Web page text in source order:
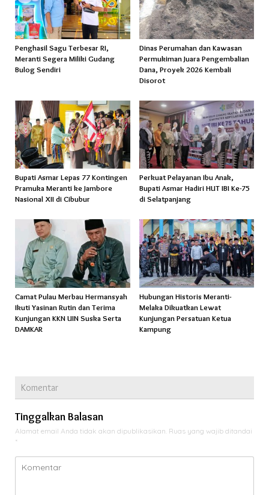
Penghasil Sagu Terbesar RI,
Meranti Segera Miliki Gudang
Bulog Sendiri
Dinas Perumahan dan Kawasan
Permukiman Juara Pengembalian
Dana, Proyek 2026 Kembali
Disorot
Bupati Asmar Lepas 77 Kontingen
Pramuka Meranti ke Jambore
Nasional XII di Cibubur
Perkuat Pelayanan Ibu Anak,
Bupati Asmar Hadiri HUT IBI Ke-75
di Selatpanjang
Camat Pulau Merbau Hermansyah
Ikuti Yasinan Rutin dan Terima
Kunjungan KKN UIN Suska Serta
DAMKAR
Hubungan Historis Meranti-
Melaka Dikuatkan Lewat
Kunjungan Persatuan Ketua
Kampung
Komentar
Tinggalkan Balasan
Alamat email Anda tidak akan dipublikasikan. Ruas yang wajib ditandai
*